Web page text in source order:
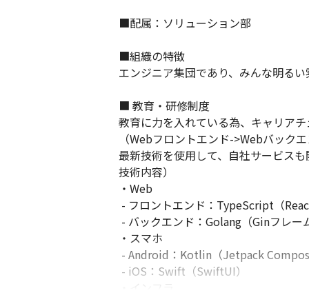
■配属：ソリューション部
■組織の特徴
エンジニア集団であり、みんな明る
■ 教育・研修制度
教育に力を入れている為、キャリア
（Webフロントエンド->Webバック
最新技術を使用して、自社サービス
技術内容）
・Web
・スマホ
・インフラ